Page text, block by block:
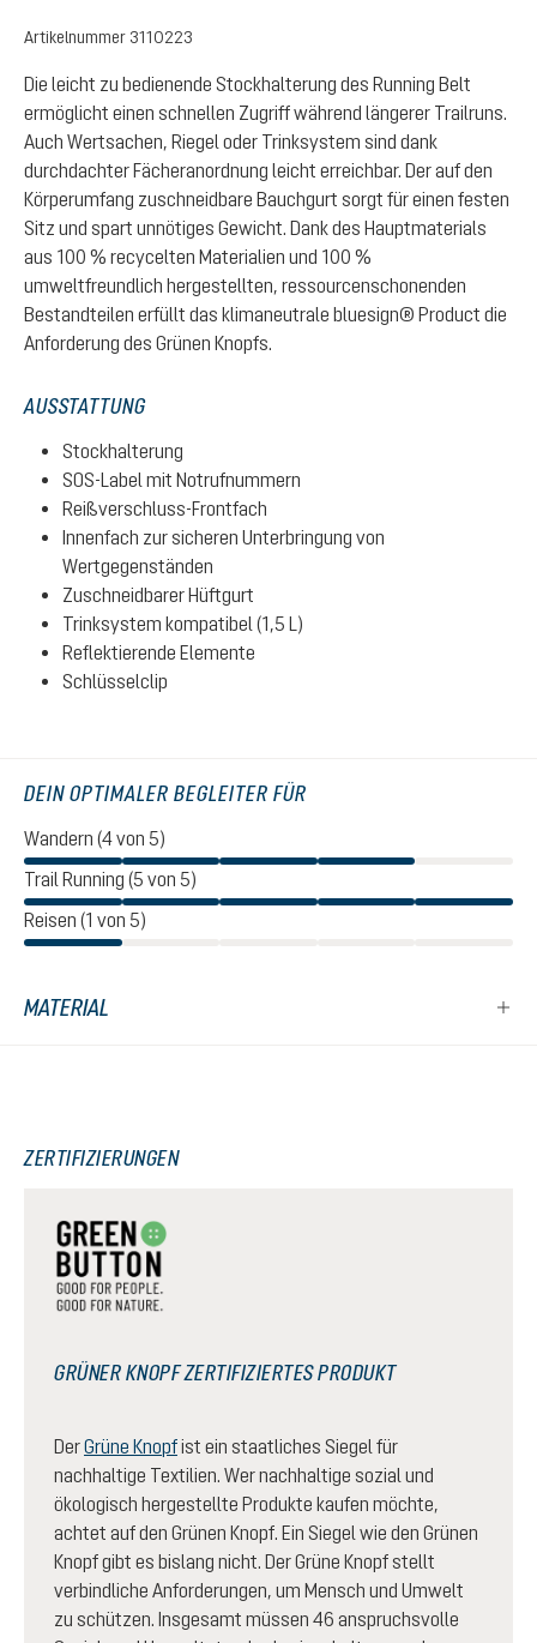
Artikelnummer 3110223
Die leicht zu bedienende Stockhalterung des Running Belt
ermöglicht einen schnellen Zugriff während längerer Trailruns.
Auch Wertsachen, Riegel oder Trinksystem sind dank
durchdachter Fächeranordnung leicht erreichbar. Der auf den
Körperumfang zuschneidbare Bauchgurt sorgt für einen festen
Sitz und spart unnötiges Gewicht. Dank des Hauptmaterials
aus 100 % recycelten Materialien und 100 %
umweltfreundlich hergestellten, ressourcenschonenden
Bestandteilen erfüllt das klimaneutrale bluesign® Product die
Anforderung des Grünen Knopfs.
AUSSTATTUNG
Stockhalterung
SOS-Label mit Notrufnummern
Reißverschluss-Frontfach
Innenfach zur sicheren Unterbringung von
Wertgegenständen
Zuschneidbarer Hüftgurt
Trinksystem kompatibel (1,5 L)
Reflektierende Elemente
Schlüsselclip
DEIN OPTIMALER BEGLEITER FÜR
Wandern (4 von 5)
Trail Running (5 von 5)
Reisen (1 von 5)
MATERIAL
ZERTIFIZIERUNGEN
GRÜNER KNOPF ZERTIFIZIERTES PRODUKT
DerGrüne Knopfist ein staatliches Siegel für
nachhaltige Textilien. Wer nachhaltige sozial und
ökologisch hergestellte Produkte kaufen möchte,
achtet auf den Grünen Knopf. Ein Siegel wie den Grünen
Knopf gibt es bislang nicht. Der Grüne Knopf stellt
verbindliche Anforderungen, um Mensch und Umwelt
zu schützen. Insgesamt müssen 46 anspruchsvolle